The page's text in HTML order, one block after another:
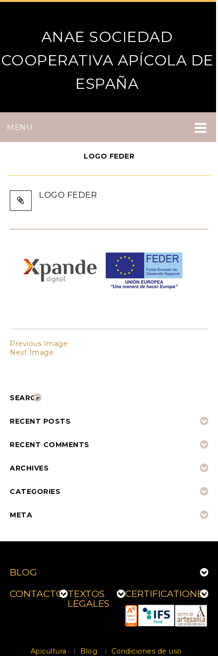
ANAE SOCIEDAD
COOPERATIVA APÍCOLA DE
ESPAÑA
MENU
LOGO FEDER
LOGO FEDER
Previous Image
Next Image
SEARCH
RECENT POSTS
RECENT COMMENTS
ARCHIVES
CATEGORIES
META
BLOG
CONTACTO TEXTOS
LEGALES
CERTIFICATIONES
Apicultura Blog Condiciones de uso